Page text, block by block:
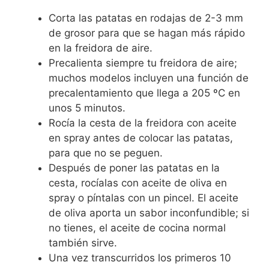
Corta las patatas en rodajas de 2-3 mm
de grosor para que se hagan más rápido
en la freidora de aire.
Precalienta siempre tu freidora de aire;
muchos modelos incluyen una función de
precalentamiento que llega a 205 ºC en
unos 5 minutos.
Rocía la cesta de la freidora con aceite
en spray antes de colocar las patatas,
para que no se peguen.
Después de poner las patatas en la
cesta, rocíalas con aceite de oliva en
spray o píntalas con un pincel. El aceite
de oliva aporta un sabor inconfundible; si
no tienes, el aceite de cocina normal
también sirve.
Una vez transcurridos los primeros 10